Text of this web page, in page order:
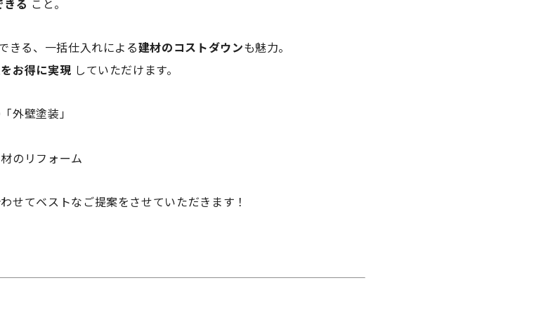
きる、一括仕入れによる建材のコストダウンも魅力。
お得に実現 していただけます。
外壁塗装」
のリフォーム
せてベストなご提案をさせていただきます！